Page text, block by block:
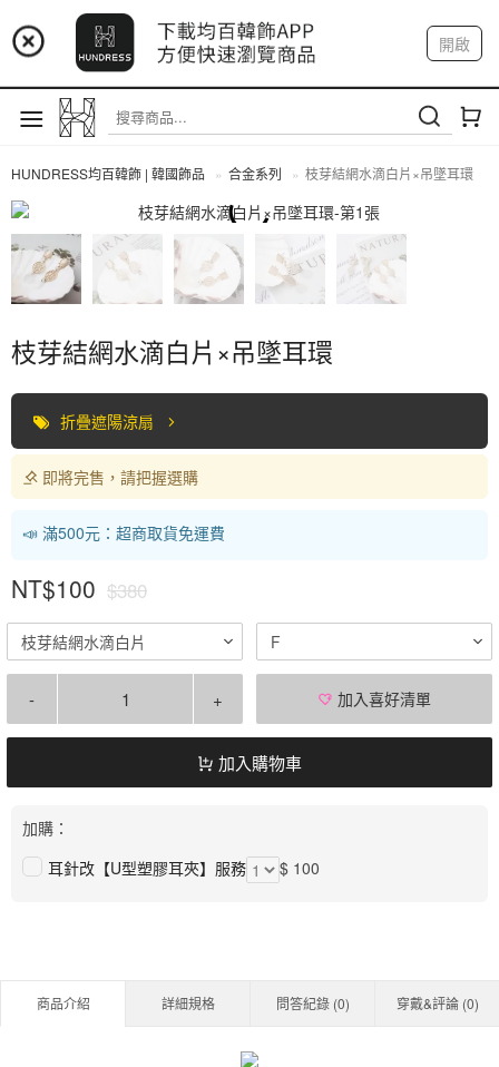
📢 市集預告：9/4-9/6 淡水捷運站
📢 市集預告：9/12-9/13 八里海巡基地
📢 市集預告：8/22-8/23 桃園青埔置地廣場
開啟
註冊 我的帳戶
HUNDRESS均百韓飾 | 韓國飾品 合金系列 枝芽結網水滴白片×吊墜耳環
枝芽結網水滴白片×吊墜耳環
折疊遮陽涼扇
即將完售，請把握選購
📣 滿500元：超商取貨免運費
NT$100 $380
枝芽結網水滴白片 F
- + 加入喜好清單
加入購物車
加購：
耳針改【U型塑膠耳夾】服務
$ 100
商品介紹 詳細規格 問答紀錄 (0) 穿戴&評論 (0)